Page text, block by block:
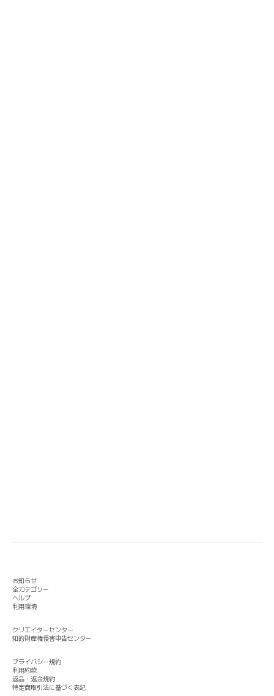
お知らせ
全カテゴリー
ヘルプ
利用環境
クリエイターセンター
知的財産権侵害申告センター
プライバシー規約
利用約款
返品・返金規約
特定商取引法に基づく表記